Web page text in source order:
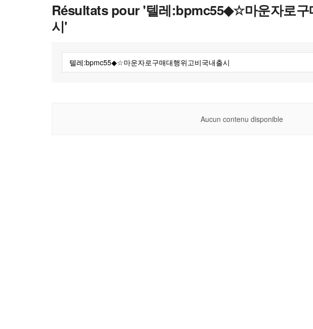
Résultats pour '텔레:bpmc55◆☆마운자로구
시'
Aucun contenu disponible